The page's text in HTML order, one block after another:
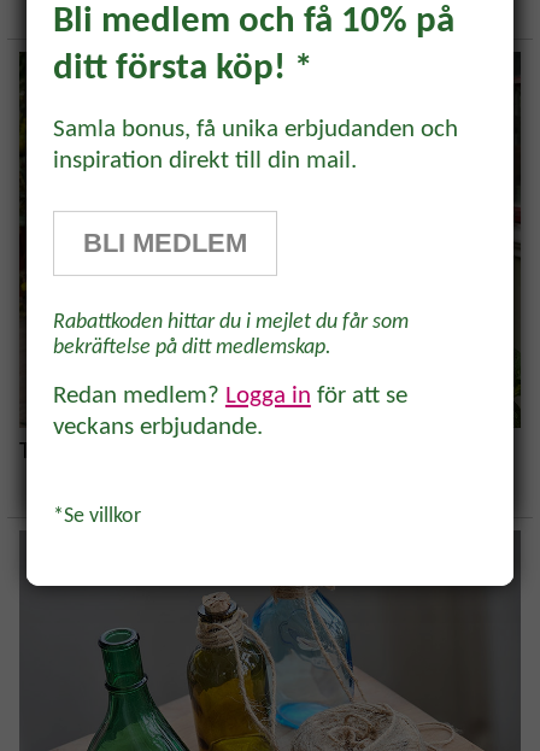
Tips för naturlig trädgård med självsådder
Prenumerera och få 10%
rabatt!
få 10% rabatt på ett köp* Tips,
inkorgen.
Bli medlem och få 10% på
ditt första köp! *
Samla bonus, få unika erbjudanden och
inspiration direkt till din mail.
BLI MEDLEM
Rabattkoden hittar du i mejlet du får som
bekräftelse på ditt medlemskap.
Redan medlem? Logga in för att se
veckans erbjudande.
*Se villkor